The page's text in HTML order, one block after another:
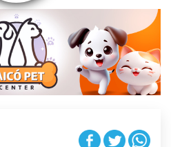
v
g
t
i
o
n